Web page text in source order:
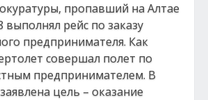
пропавший на Алтае
рейс по заказу
предпринимателя. Как
совершал полет по
предпринимателем. В
цель – оказание